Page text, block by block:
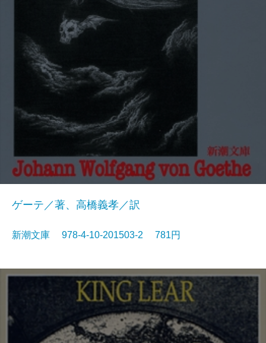
ゲーテ／著、高橋義孝／訳
新潮文庫 978-4-10-201503-2 781円